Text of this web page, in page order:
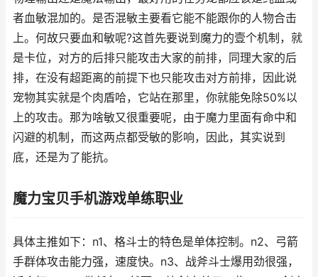
者血敏混加的。是否混敏主要看它能不能跟你的人物合击
上。何故只要血和敏呢?这首先要说到魔力的壹个机制，就
是卡位，对方的后排只能攻击大家的前排，同理大家的后
排，在没有超距离的前提下也只能攻击对方前排，因此说
宠物其实就是个肉盾哈，它站在那里，你就能免除50%以
上的攻击。那为啥敏又很重要呢，由于魔力里面有命中和
闪避的机制，而这两点都受敏的影响，因此，其实说到
底，还是为了能抗。
魔力宝贝手机游戏单练职业
具体主推如下：n1、格斗士的特色是单体控制。n2、弓箭
手群体攻击能力强，速度快。n3、战斧斗士爆用劲很强，